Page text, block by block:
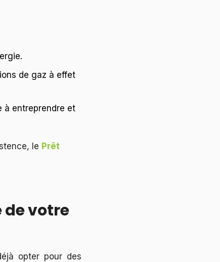
de gaz à effet
à entreprendre et
le Prêt
votre
opter pour des